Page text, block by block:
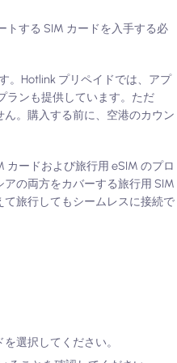
トする SIM カードを入手する必
。Hotlink プリペイドでは、アプ
ランも提供しています。ただ
。購入する前に、空港のカウン
ードおよび旅行用 eSIM のプロ
の両方をカバーする旅行用 SIM
旅行してもシームレスに接続で
選択してください。